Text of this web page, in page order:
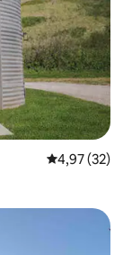
4,97 de uma
4,97 (32)